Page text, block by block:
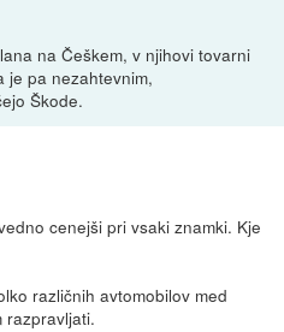
na Češkem, v njihovi tovarni
je pa nezahtevnim,
Škode.
cenejši pri vsaki znamki. Kje
različnih avtomobilov med
razpravljati.